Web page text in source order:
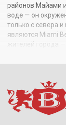
районов Майами
воде — он
только с севера
являются Miami
жителей города
новым жильцам.